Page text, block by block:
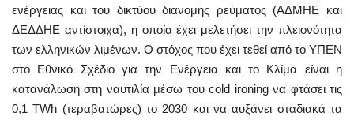
ενέργειας και του δικτύου διανομής ρεύματος (ΑΔΜΗΕ και
ΔΕΔΔΗΕ αντίστοιχα), η οποία έχει μελετήσει την πλειονότητα
των ελληνικών λιμένων. Ο στόχος που έχει τεθεί από το ΥΠΕΝ
στο Εθνικό Σχέδιο για την Ενέργεια και το Κλίμα είναι η
κατανάλωση στη ναυτιλία μέσω του cold ironing να φτάσει τις
0,1 TWh (τεραβατώρες) το 2030 και να αυξάνει σταδιακά τα